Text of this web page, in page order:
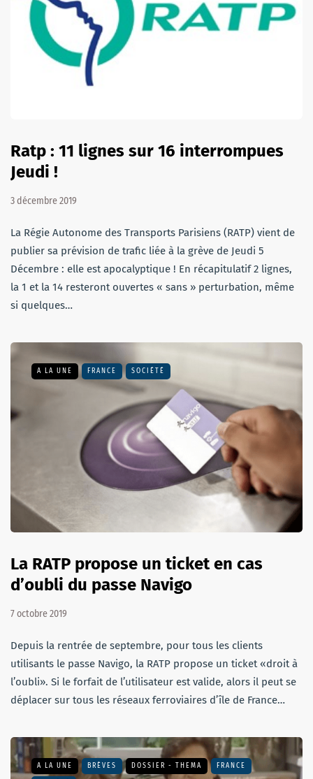
Ratp : 11 lignes sur 16 interrompues
Jeudi !
3 décembre 2019
La Régie Autonome des Transports Parisiens (RATP) vient de
publier sa prévision de trafic liée à la grève de Jeudi 5
Décembre : elle est apocalyptique ! En récapitulatif 2 lignes,
la 1 et la 14 resteront ouvertes « sans » perturbation, même
si quelques…
A LA UNE FRANCE SOCIÉTÉ
La RATP propose un ticket en cas
d’oubli du passe Navigo
7 octobre 2019
Depuis la rentrée de septembre, pour tous les clients
utilisants le passe Navigo, la RATP propose un ticket «droit à
l’oubli». Si le forfait de l’utilisateur est valide, alors il peut se
déplacer sur tous les réseaux ferroviaires d’île de France…
A LA UNE BRÈVES DOSSIER - THEMA FRANCE